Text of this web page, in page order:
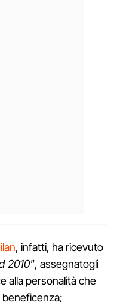
, infatti, ha ricevuto
2010", assegnatogli
alla personalità che
beneficenza;